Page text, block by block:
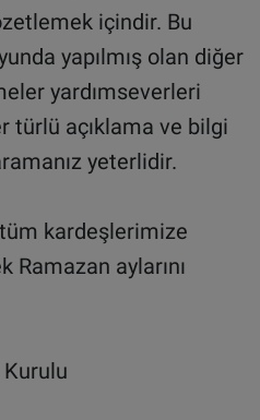
içindir. Bu
yapılmış olan diğer
yardımseverleri
türlü açıklama ve bilgi
yeterlidir.
kardeşlerimize
Ramazan aylarını